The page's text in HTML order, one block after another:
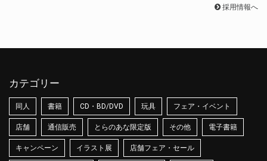
採用情報へ
カテゴリー
同人 書籍 CD・BD/DVD 玩具 フェア・イベント
店舗 通信販売 とらのあな限定版 その他 電子書籍
キャンペーン イラスト展 店舗フェア・セール